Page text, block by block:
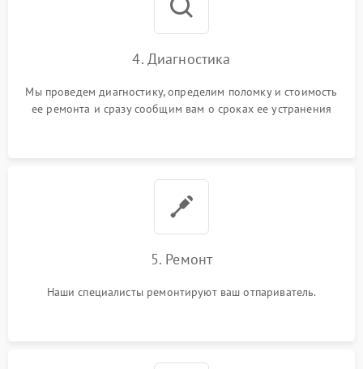
4. Диагностика
Мы проведем диагностику, определим поломку и стоимость
ее ремонта и сразу сообщим вам о сроках ее устранения
5. Ремонт
Наши специалисты ремонтируют ваш отпариватель.